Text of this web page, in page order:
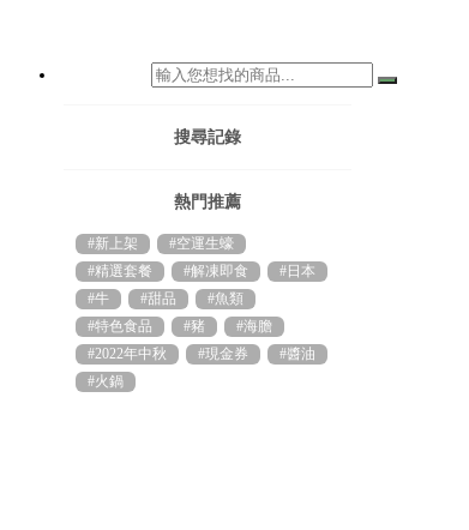
搜尋記錄
熱門推薦
#新上架
#空運生蠔
#精選套餐
#解凍即食
#日本
#牛
#甜品
#魚類
#特色食品
#豬
#海膽
#2022年中秋
#現金券
#醬油
#火鍋